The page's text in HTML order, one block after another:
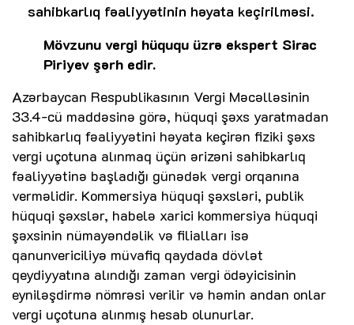
sahibkarlıq fəaliyyətinin həyata keçirilməsi.
Mövzunu vergi hüququ üzrə ekspert Sirac
Piriyev şərh edir.
Azərbaycan Respublikasının Vergi Məcəlləsinin
33.4-cü maddəsinə görə, hüquqi şəxs yaratmadan
sahibkarlıq fəaliyyətini həyata keçirən fiziki şəxs
vergi uçotuna alınmaq üçün ərizəni sahibkarlıq
fəaliyyətinə başladığı günədək vergi orqanına
verməlidir. Kommersiya hüquqi şəxsləri, publik
hüquqi şəxslər, habelə xarici kommersiya hüquqi
şəxsinin nümayəndəlik və filialları isə
qanunvericiliyə müvafiq qaydada dövlət
qeydiyyatına alındığı zaman vergi ödəyicisinin
eyniləşdirmə nömrəsi verilir və həmin andan onlar
vergi uçotuna alınmış hesab olunurlar.